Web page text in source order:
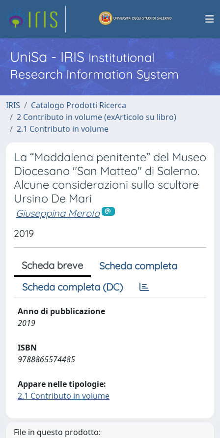
UniSa - IRISInstitutional
Research Information System
IRIS
Catalogo Prodotti Ricerca
2 Contributo in volume (exArticolo su libro)
2.1 Contributo in volume
La “Maddalena penitente” del Museo
Diocesano "San Matteo" di Salerno.
Alcune considerazioni sullo scultore
Ursino De Mari
Giuseppina Merola
2019
Scheda breve
Scheda completa
Scheda completa (DC)
Anno di pubblicazione
2019
ISBN
9788865574485
Appare nelle tipologie:
2.1 Contributo in volume
File in questo prodotto: